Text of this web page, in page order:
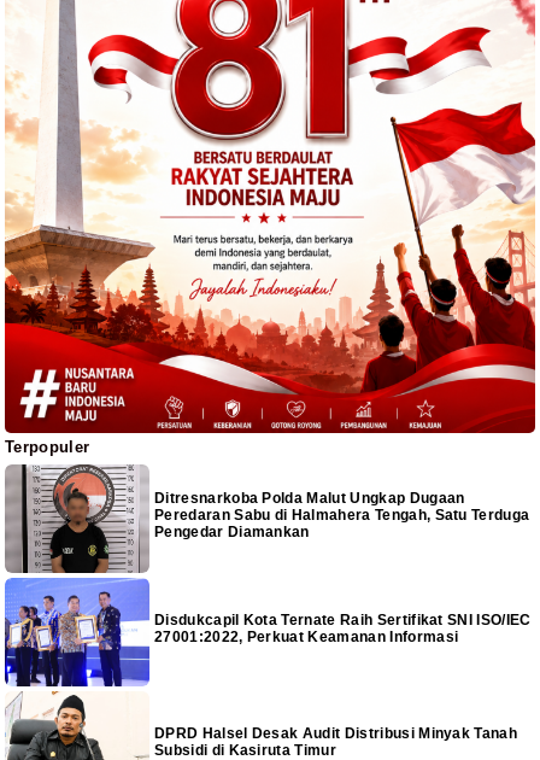
Terpopuler
Ditresnarkoba Polda Malut Ungkap Dugaan
Peredaran Sabu di Halmahera Tengah, Satu Terduga
Pengedar Diamankan
Disdukcapil Kota Ternate Raih Sertifikat SNI ISO/IEC
27001:2022, Perkuat Keamanan Informasi
DPRD Halsel Desak Audit Distribusi Minyak Tanah
Subsidi di Kasiruta Timur